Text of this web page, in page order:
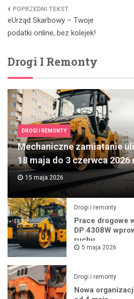
Nawigacja
wpisu
eUrząd Skarbowy – Twoje
podatki online, bez kolejek!
Drogi I Remonty
DROGI I REMONTY
Mechaniczne zamiatanie
18 maja do 3 czerwca 2026
15 maja 2026
Drogi i remonty
Prace drogowe
DP 4308W
ruchu
5 maja 2026
Drogi i remonty
Nowa